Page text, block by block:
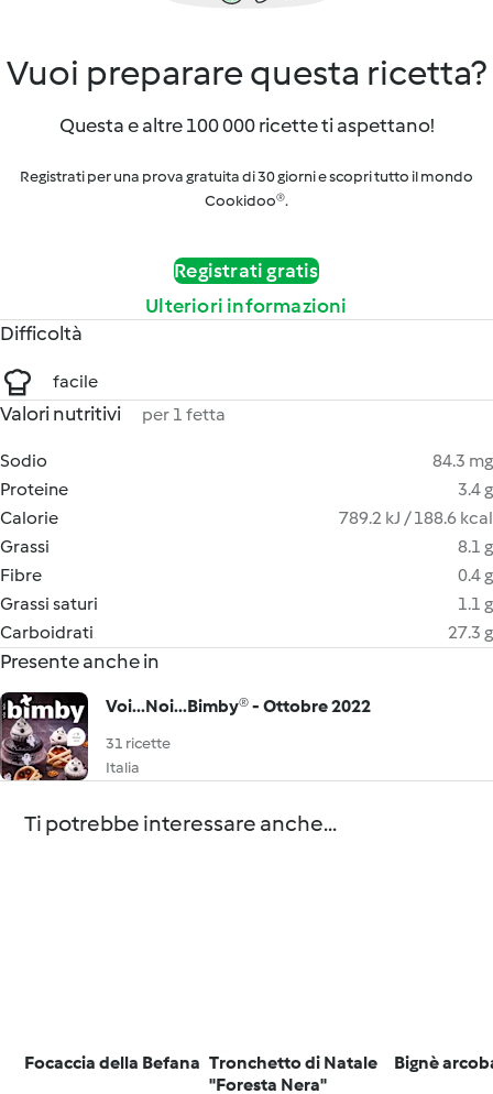
Vuoi preparare questa ricetta?
Questa e altre 100 000 ricette ti aspettano!
Registrati per una prova gratuita di 30 giorni e scopri tutto il mondo
Cookidoo®.
Registrati gratis
Ulteriori informazioni
Difficoltà
facile
Valori nutritivi per 1 fetta
Sodio
84.3 mg
Proteine
3.4 g
Calorie
789.2 kJ / 188.6 kcal
Grassi
8.1 g
Fibre
0.4 g
Grassi saturi
1.1 g
Carboidrati
27.3 g
Presente anche in
Voi...Noi...Bimby® - Ottobre 2022
31 ricette
Italia
Ti potrebbe interessare anche...
Focaccia della Befana Tronchetto di Natale
"Foresta Nera"
Bignè